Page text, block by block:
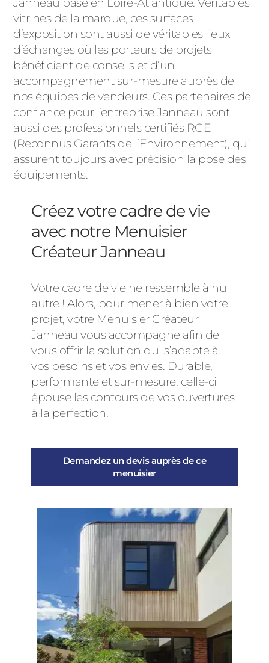
vitrines de la marque, ces surfaces
d’exposition sont aussi de véritables lieux
d’échanges où les porteurs de projets
bénéficient de conseils et d’un
accompagnement sur-mesure auprès de
nos équipes de vendeurs. Ces partenaires de
confiance pour l’entreprise Janneau sont
aussi des professionnels certifiés RGE
(Reconnus Garants de l’Environnement), qui
assurent toujours avec précision la pose des
équipements.
Créez votre cadre de vie
avec notre Menuisier
Créateur Janneau
Votre cadre de vie ne ressemble à nul
autre ! Alors, pour mener à bien votre
projet, votre Menuisier Créateur
Janneau vous accompagne afin de
vous offrir la solution qui s’adapte à
vos besoins et vos envies. Durable,
performante et sur-mesure, celle-ci
épouse les contours de vos ouvertures
à la perfection.
Demandez un devis auprès de ce
menuisier